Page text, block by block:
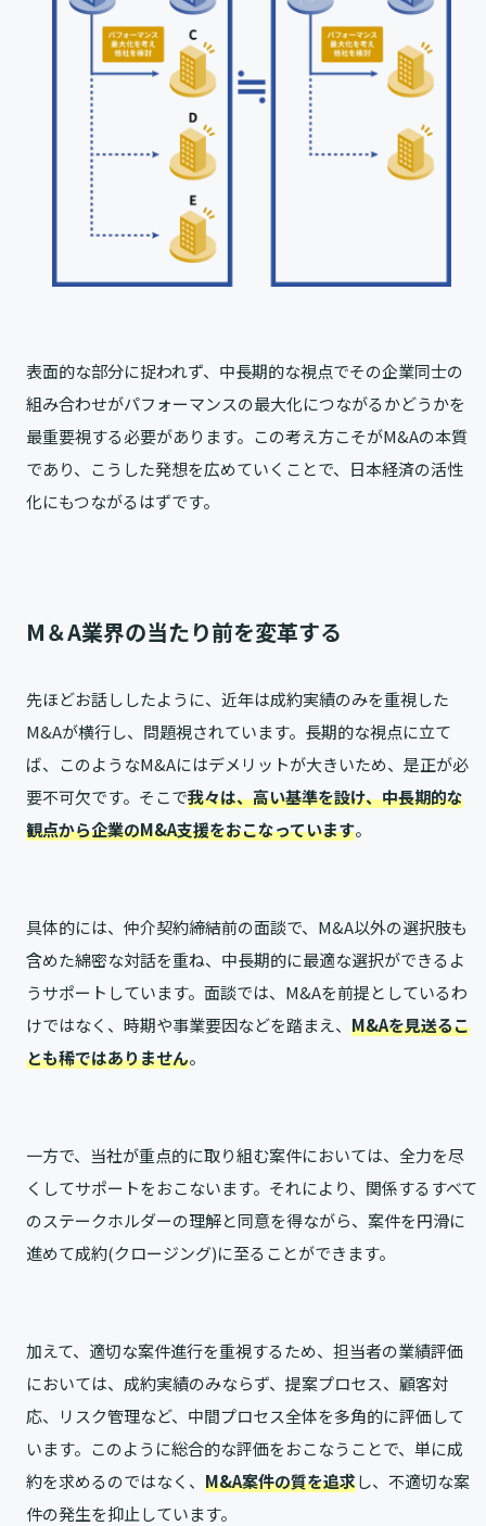
表面的な部分に捉われず、中長期的な視点でその企業同士の
組み合わせがパフォーマンスの最大化につながるかどうかを
最重要視する必要があります。この考え方こそがM&Aの本質
であり、こうした発想を広めていくことで、日本経済の活性
化にもつながるはずです。
M＆A業界の当たり前を変革する
先ほどお話ししたように、近年は成約実績のみを重視した
M&Aが横行し、問題視されています。長期的な視点に立て
ば、このようなM&Aにはデメリットが大きいため、是正が必
要不可欠です。そこで我々は、高い基準を設け、中長期的な
観点から企業のM&A支援をおこなっています。
具体的には、仲介契約締結前の面談で、M&A以外の選択肢も
含めた綿密な対話を重ね、中長期的に最適な選択ができるよ
うサポートしています。面談では、M&Aを前提としているわ
けではなく、時期や事業要因などを踏まえ、 M&Aを見送るこ
とも稀ではありません。
一方で、当社が重点的に取り組む案件においては、全力を尽
くしてサポートをおこないます。それにより、関係するすべて
のステークホルダーの理解と同意を得ながら、案件を円滑に
進めて成約(クロージング)に至ることができます。
加えて、適切な案件進行を重視するため、担当者の業績評価
においては、成約実績のみならず、提案プロセス、顧客対
応、リスク管理など、中間プロセス全体を多角的に評価して
います。このように総合的な評価をおこなうことで、単に成
約を求めるのではなく、 M&A案件の質を追求し、不適切な案
件の発生を抑止しています。